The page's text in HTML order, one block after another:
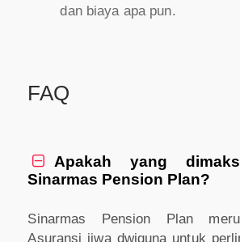
dan biaya apa pun.
FAQ

Apakah yang
Sinarmas Pension Plan?
Sinarmas Pension Plan
Asuransi jiwa dwiguna untuk